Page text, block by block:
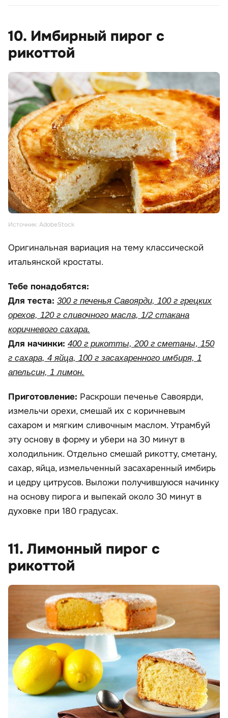
10. Имбирный пирог с
рикоттой
Источник: AdobeStock
Оригинальная вариация на тему классической
итальянской кростаты.
Тебе понадобятся:
Для теста: 300 г печенья Савоярди, 100 г грецких
орехов, 120 г сливочного масла, 1/2 стакана
коричневого сахара.
Для начинки: 400 г рикотты, 200 г сметаны, 150
г сахара, 4 яйца, 100 г засахаренного имбиря, 1
апельсин, 1 лимон.
Приготовление: Раскроши печенье Савоярди,
измельчи орехи, смешай их с коричневым
сахаром и мягким сливочным маслом. Утрамбуй
эту основу в форму и убери на 30 минут в
холодильник. Отдельно смешай рикотту, сметану,
сахар, яйца, измельченный засахаренный имбирь
и цедру цитрусов. Выложи получившуюся начинку
на основу пирога и выпекай около 30 минут в
духовке при 180 градусах.
11. Лимонный пирог с
рикоттой